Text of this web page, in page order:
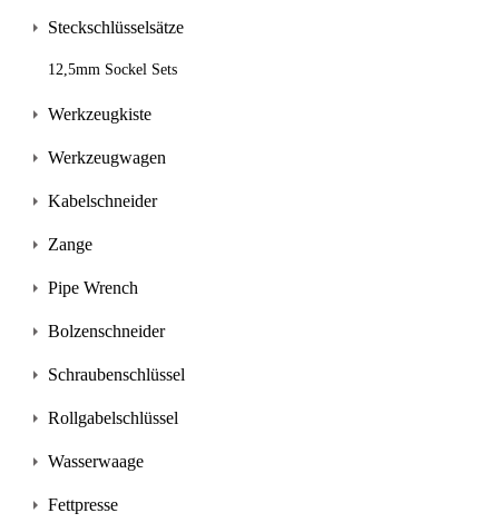
Steckschlüsselsätze
12,5mm Sockel Sets
Werkzeugkiste
Werkzeugwagen
Kabelschneider
Zange
Pipe Wrench
Bolzenschneider
Schraubenschlüssel
Rollgabelschlüssel
Wasserwaage
Fettpresse